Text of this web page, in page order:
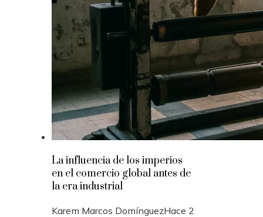
La influencia de los imperios
en el comercio global antes de
la era industrial
Karem Marcos DomínguezHace 2